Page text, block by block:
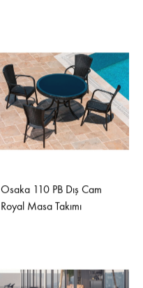
Osaka 110 PB Dış Cam
Royal Masa Takımı